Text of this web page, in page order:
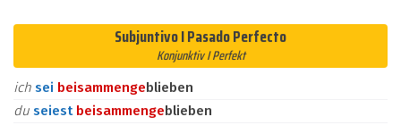
Subjuntivo I Pasado Perfecto
Konjunktiv I Perfekt
ich sei beisammengeblieben
du seiest beisammengeblieben